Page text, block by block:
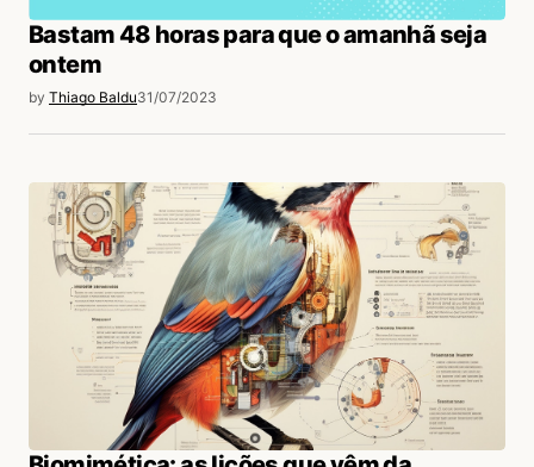
Bastam 48 horas para que o amanhã seja
ontem
by Thiago Baldu31/07/2023